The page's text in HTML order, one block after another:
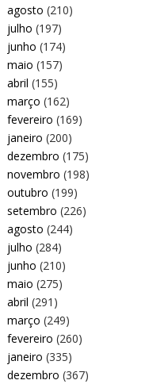
agosto (210)
julho (197)
junho (174)
maio (157)
abril (155)
março (162)
fevereiro (169)
janeiro (200)
dezembro (175)
novembro (198)
outubro (199)
setembro (226)
agosto (244)
julho (284)
junho (210)
maio (275)
abril (291)
março (249)
fevereiro (260)
janeiro (335)
dezembro (367)